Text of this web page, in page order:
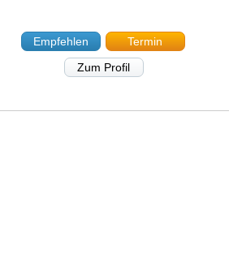
Empfehlen
Termin
Zum Profil